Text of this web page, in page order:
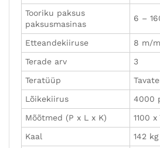
Tooriku paksus
paksusmasinas
6 –
Etteandekiiruse
8 m/
Terade arv
3
Teratüüp
Lõikekiirus
4000
Mõõtmed (P x L x K)
1100
Kaal
142 kg